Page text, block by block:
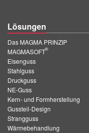
Lösungen
Das MAGMA PRINZIP
MAGMASOFT
®
Eisenguss
Stahlguss
Druckguss
NE-Guss
Kern- und Formherstellung
Gussteil-Design
Strangguss
Wärmebehandlung